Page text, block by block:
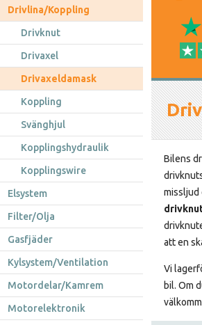
Drivlina/Koppling
Drivknut
Drivaxel
Drivaxeldamask
Koppling
Svänghjul
Kopplingshydraulik
Kopplingswire
Elsystem
Filter/Olja
Gasfjäder
Kylsystem/Ventilation
Motordelar/Kamrem
Motorelektronik
Bilens
missljud
att en
Vi
bil. Om